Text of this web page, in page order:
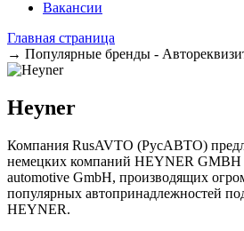
Вакансии
Главная страница
→ Популярные бренды -
Heyner
Компания RusAVTO (РусАВТО)
немецких компаний HEYNER GMBH
automotive GmbH, производящих
популярных автопринадлежностей
HEYNER.